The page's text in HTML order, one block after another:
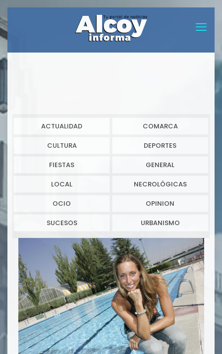
ACTUALIDAD COMARCA
CULTURA DEPORTES
FIESTAS GENERAL
LOCAL NECROLÓGICAS
OCIO OPINION
SUCESOS URBANISMO